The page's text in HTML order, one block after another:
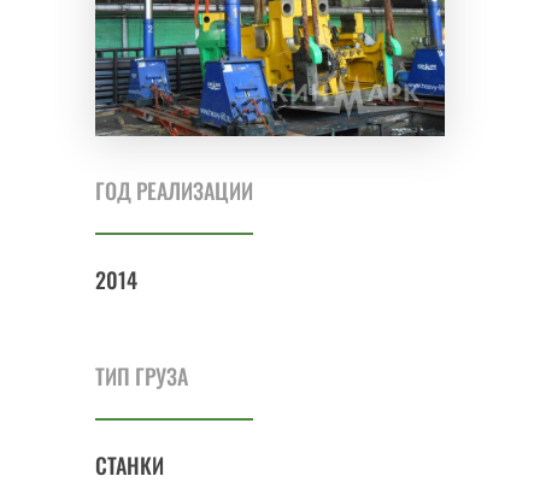
ГОД РЕАЛИЗАЦИИ
2014
ТИП ГРУЗА
СТАНКИ